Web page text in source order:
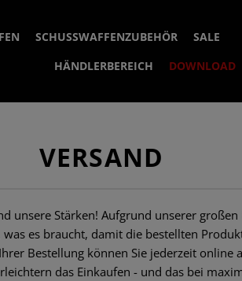
SCHUSSWAFFENZUBEHÖR
MONTAGEN & ZUBEHÖR
MÜNDUNGSGERÄTE
KOMPENSATOREN
SCHALLDÄMPFER
SCHALLDÄMPFERHÜLLEN
VORDERSCHÄFTE
VORDERSCHÄFTE
RIEMENMONTAGEN
SALE
HÄNDLERBEREICH
DOWNLOAD
VERSAND
unsere Stärken! Aufgrund unserer
es braucht, damit die bestellten
Bestellung können Sie jederzeit online
das Einkaufen - und das bei